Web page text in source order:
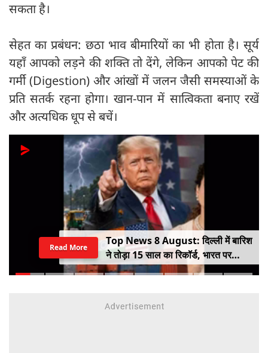
सकता है।
सेहत का प्रबंधन: छठा भाव बीमारियों का भी होता है। सूर्य
यहाँ आपको लड़ने की शक्ति तो देंगे, लेकिन आपको पेट की
गर्मी (Digestion) और आंखों में जलन जैसी समस्याओं के
प्रति सतर्क रहना होगा। खान-पान में सात्विकता बनाए रखें
और अत्यधिक धूप से बचें।
Top News 8 August: दिल्ली में बारिश
ने तोड़ा 15 साल का रिकॉर्ड, भारत पर
100% टैरिफ का खतरा; Gen Z पर कंगना
Read More